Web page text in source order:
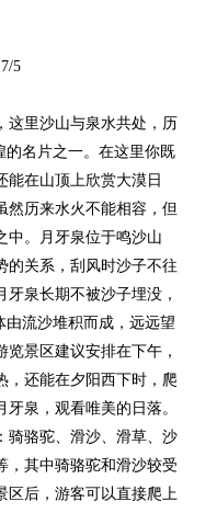
5
这里沙山与泉水共处，历
的名片之一。在这里你既
能在山顶上欣赏大漠日
然历来水火不能相容，但
中。月牙泉位于鸣沙山
的关系，刮风时沙子不往
泉长期不被沙子埋没，
由流沙堆积而成，远远望
景区建议安排在下午，
，还能在夕阳西下时，爬
泉，观看唯美的日落。
骑骆驼、滑沙、滑草、沙
，其中骑骆驼和滑沙较受
区后，游客可以直接爬上